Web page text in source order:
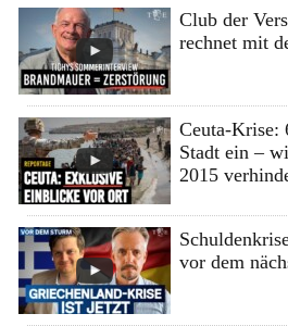
Club der
rechnet mit
Ceuta-Krise:
Stadt ein –
2015
vor dem